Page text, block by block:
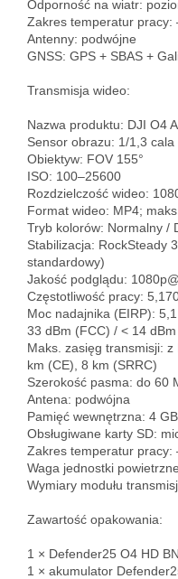
Odporność na wiatr:
Zakres temperatur pracy:
Antenny: podwójne
GNSS: GPS + SBAS +
Transmisja wideo:
Nazwa produktu: DJI O4
Sensor obrazu: 1/1,3 cala
Obiektyw: FOV 155°
ISO: 100–25600
Rozdzielczość wideo:
Format wideo: MP4;
Tryb kolorów: Normalny /
Stabilizacja: RockSteady
standardowy)
Jakość podglądu:
Częstotliwość pracy:
Moc nadajnika (EIRP):
33 dBm (FCC) / < 14
Maks. zasięg transmisji:
km (CE), 8 km (SRRC)
Szerokość pasma: do 60
Antena: podwójna
Pamięć wewnętrzna: 4 GB
Obsługiwane karty SD:
Zakres temperatur pracy:
Waga jednostki
Wymiary modułu
Zawartość opakowania:
1 × Defender25 O4 HD
1 × akumulator